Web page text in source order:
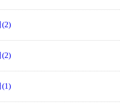
(2)
(2)
(1)